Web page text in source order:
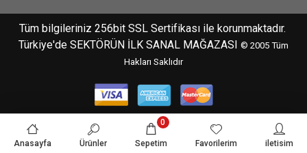
Tüm bilgileriniz 256bit SSL Sertifikası ile korunmaktadır.
Türkiye'de SEKTÖRÜN İLK SANAL MAĞAZASI © 2005 Tüm
Hakları Saklıdır
Anasayfa Ürünler Sepetim
0
Favorilerim iletisim